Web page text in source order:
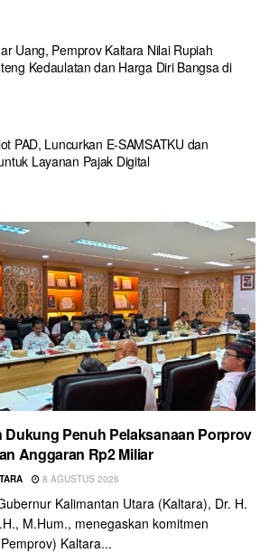
Uang, Pemprov Kaltara Nilai Rupiah
Kedaulatan dan Harga Diri Bangsa di
PAD, Luncurkan E-SAMSATKU dan
Layanan Pajak Digital
Dukung Penuh Pelaksanaan Porprov
Anggaran Rp2 Miliar
8 AGUSTUS 2026
Kalimantan Utara (Kaltara), Dr. H.
M.Hum., menegaskan komitmen
Kaltara...